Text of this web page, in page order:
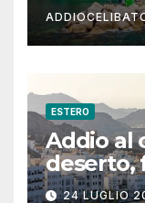
ESTERO
Addio al
deserto,
tra24 LUGLIO